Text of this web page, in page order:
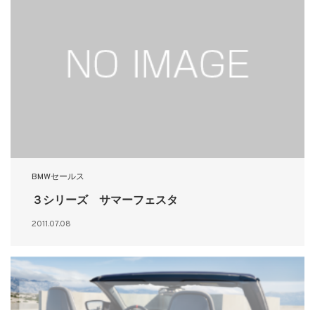
BMWセールス
３シリーズ サマーフェスタ
2011.07.08